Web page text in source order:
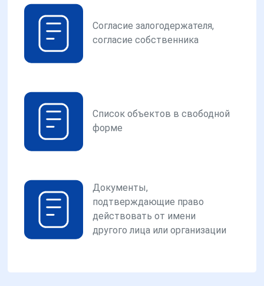
Согласие залогодержателя,
согласие собственника
Список объектов в свободной
форме
Документы,
подтверждающие право
действовать от имени
другого лица или организации